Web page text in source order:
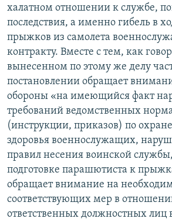
халатном отношении к службе,
последствия, а именно гибель в
прыжков из самолета
контракту. Вместе с тем, как
вынесенном по этому же делу
постановлении обращает
обороны «на имеющийся факт
требований ведомственных
(инструкции, приказов) по
здоровья военнослужащих,
правил несения воинской
подготовке парашютиста к
обращает внимание на
соответствующих мер в
ответственных должностных лиц